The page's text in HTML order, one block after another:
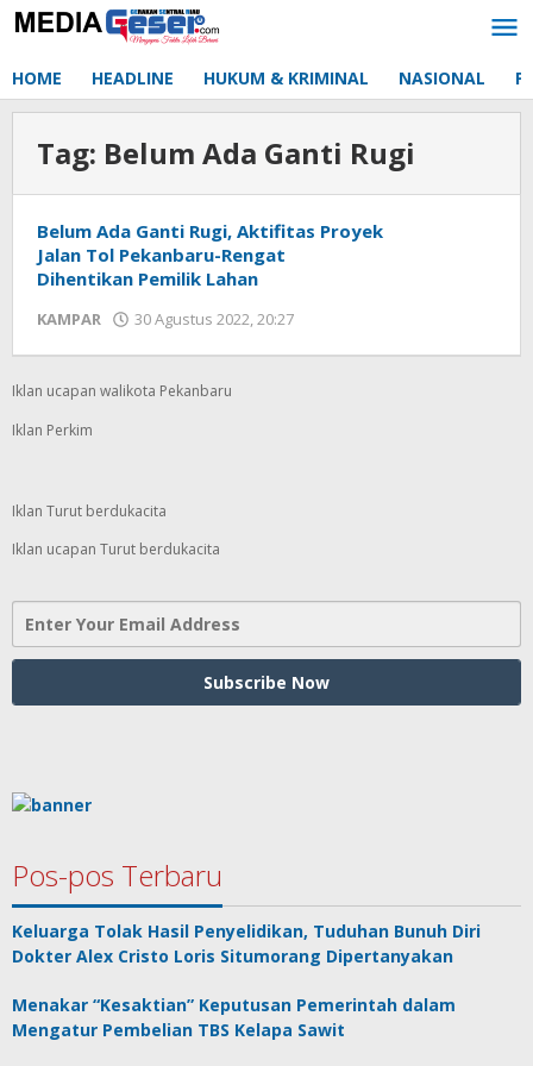
Lewati
ke
HOME HEADLINE HUKUM & KRIMINAL NASIONAL
Tag: Belum Ada Ganti Rugi
Belum Ada Ganti Rugi, Aktifitas Proyek
Jalan Tol Pekanbaru-Rengat
Dihentikan Pemilik Lahan
KAMPAR 30 Agustus 2022, 20:27
Iklan ucapan walikota Pekanbaru
Iklan Perkim
Iklan Turut berdukacita
Iklan ucapan Turut berdukacita
Pos-pos Terbaru
Keluarga Tolak Hasil Penyelidikan, Tuduhan Bunuh Diri
Dokter Alex Cristo Loris Situmorang Dipertanyakan
Menakar “Kesaktian” Keputusan Pemerintah dalam
Mengatur Pembelian TBS Kelapa Sawit